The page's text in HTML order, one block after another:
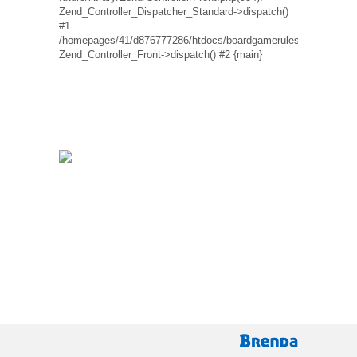
Zend_Controller_Dispatcher_Standard->dispatch()
#1
/homepages/41/d876777286/htdocs/boardgamerules.eu/
Zend_Controller_Front->dispatch() #2 {main}